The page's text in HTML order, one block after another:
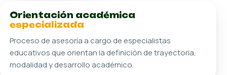
Operación concentrada en Campus Río para una
experiencia académica especializada y mejor
coordinada.
Programas pensados para profesionistas que